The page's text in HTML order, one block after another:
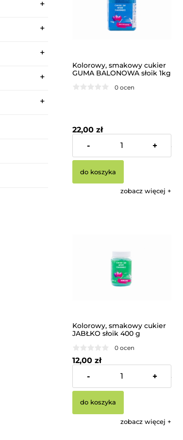
Kolorowy, smakowy cukier
GUMA BALONOWA słoik 1kg
0 ocen
22,00 zł
Cena netto: 20,37 zł
- +
do koszyka
zobacz więcej
Kolorowy, smakowy cukier
JABŁKO słoik 400 g
0 ocen
12,00 zł
Cena netto: 11,11 zł
- +
do koszyka
zobacz więcej